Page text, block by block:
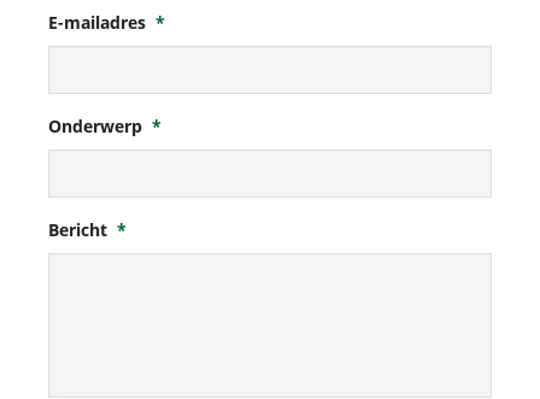
E-mailadres *
Onderwerp *
Bericht *